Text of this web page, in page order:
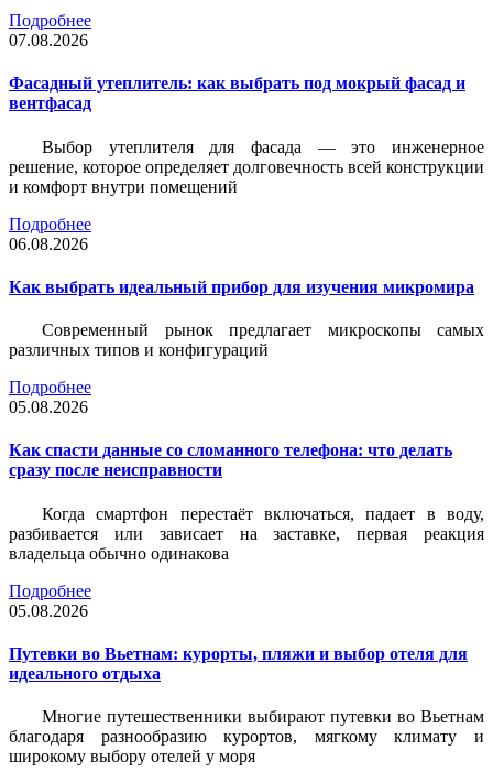
Подробнее
07.08.2026
Фасадный утеплитель: как выбрать под мокрый фасад и
вентфасад
Выбор утеплителя для фасада — это инженерное
решение, которое определяет долговечность всей конструкции
и комфорт внутри помещений
Подробнее
06.08.2026
Как выбрать идеальный прибор для изучения микромира
Современный рынок предлагает микроскопы самых
различных типов и конфигураций
Подробнее
05.08.2026
Как спасти данные со сломанного телефона: что делать
сразу после неисправности
Когда смартфон перестаёт включаться, падает в воду,
разбивается или зависает на заставке, первая реакция
владельца обычно одинакова
Подробнее
05.08.2026
Путевки во Вьетнам: курорты, пляжи и выбор отеля для
идеального отдыха
Многие путешественники выбирают путевки во Вьетнам
благодаря разнообразию курортов, мягкому климату и
широкому выбору отелей у моря